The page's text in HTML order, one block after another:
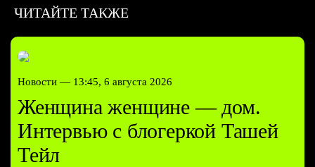
ЧИТАЙТЕ ТАКЖЕ
Новости — 13:45, 6 августа 2026
Женщина женщине — дом.
Интервью с блогеркой Ташей
Тейл